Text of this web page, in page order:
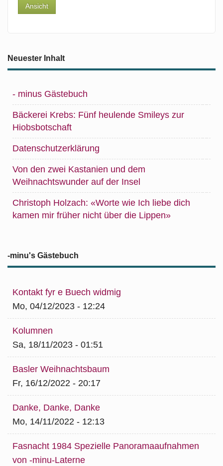
Ansicht
Neuester Inhalt
- minus Gästebuch
Bäckerei Krebs: Fünf heulende Smileys zur
Hiobsbotschaft
Datenschutzerklärung
Von den zwei Kastanien und dem
Weihnachtswunder auf der Insel
Christoph Holzach: «Worte wie Ich liebe dich
kamen mir früher nicht über die Lippen»
-minu's Gästebuch
Kontakt fyr e Buech widmig
Mo, 04/12/2023 - 12:24
Kolumnen
Sa, 18/11/2023 - 01:51
Basler Weihnachtsbaum
Fr, 16/12/2022 - 20:17
Danke, Danke, Danke
Mo, 14/11/2022 - 12:13
Fasnacht 1984 Spezielle Panoramaaufnahmen
von -minu-Laterne